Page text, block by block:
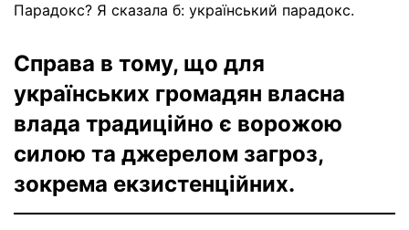
Парадокс? Я сказала б: український парадокс.
Справа в тому, що для
українських громадян власна
влада традиційно є ворожою
силою та джерелом загроз,
зокрема екзистенційних.